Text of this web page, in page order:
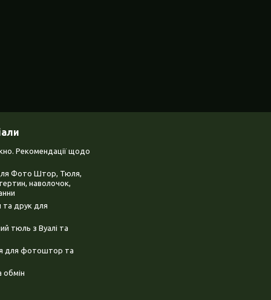
Рекомендації щодо
Фото Штор, Тюля,
наволочок,
та друк для
тюль з Вуалі та
для фотоштор та
обмін